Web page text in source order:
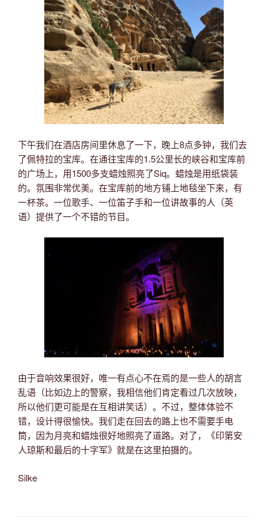
下午我们在酒店房间里休息了一下，晚上8点多钟，我们去
了佩特拉的宝库。在通往宝库的1.5公里长的峡谷和宝库前
的广场上，用1500多支蜡烛照亮了Siq。蜡烛是用纸袋装
的。氛围非常优美。在宝库前的地方铺上地毯坐下来，有
一杯茶。一位歌手、一位笛子手和一位讲故事的人（英
语）提供了一个不错的节目。
由于音响效果很好，唯一有点心不在焉的是一些人的胡言
乱语（比如边上的警察，我相信他们肯定看过几次放映，
所以他们更可能是在互相讲笑话）。不过，整体体验不
错，设计得很愉快。我们走在回去的路上也不需要手电
筒，因为月亮和蜡烛很好地照亮了道路。对了，《印第安
人琼斯和最后的十字军》就是在这里拍摄的。
Silke